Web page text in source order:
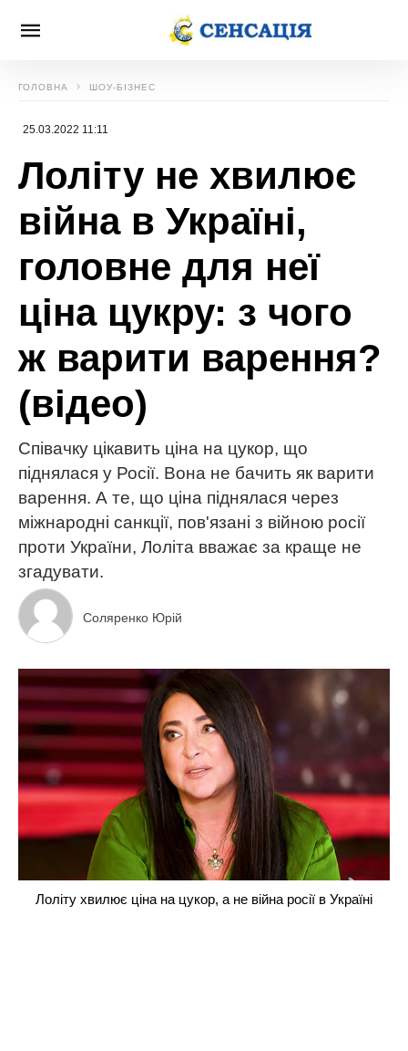
ГОЛОВНА ШОУ-БІЗНЕС
25.03.2022 11:11
Лоліту не хвилює
війна в Україні,
головне для неї
ціна цукру: з чого
ж варити варення?
(відео)
Співачку цікавить ціна на цукор, що
піднялася у Росії. Вона не бачить як варити
варення. А те, що ціна піднялася через
міжнародні санкції, пов'язані з війною росії
проти України, Лоліта вважає за краще не
згадувати.
Соляренко Юрій
Лоліту хвилює ціна на цукор, а не війна росії в Україні